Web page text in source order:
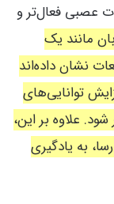
عصبی فعال‌تر و
مانند یک
نشان داده‌اند
توانایی‌های
علاوه بر این،
به یادگیری